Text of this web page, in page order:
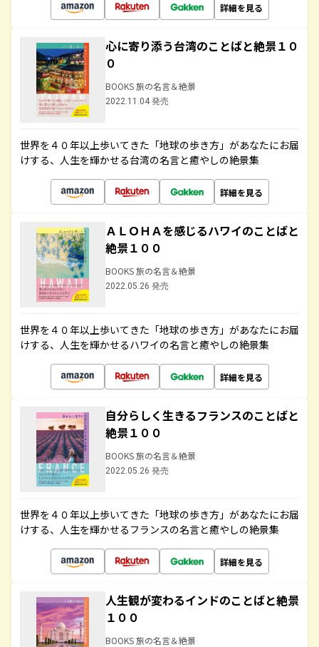
詳細を見る
心に寄り添う台湾のことばと絶景１０
０
BOOKS 旅の名言＆絶景
2022.11.04 発売
世界を４０年以上歩いてきた「地球の歩き方」があなたにお届
けする、人生を輝かせる台湾の名言と癒やしの絶景集
詳細を見る
ＡＬＯＨＡを感じるハワイのことばと
絶景１００
BOOKS 旅の名言＆絶景
2022.05.26 発売
世界を４０年以上歩いてきた「地球の歩き方」があなたにお届
けする、人生を輝かせるハワイの名言と癒やしの絶景集
詳細を見る
自分らしく生きるフランスのことばと
絶景１００
BOOKS 旅の名言＆絶景
2022.05.26 発売
世界を４０年以上歩いてきた「地球の歩き方」があなたにお届
けする、人生を輝かせるフランスの名言と癒やしの絶景集
詳細を見る
人生観が変わるインドのことばと絶景
１００
BOOKS 旅の名言＆絶景